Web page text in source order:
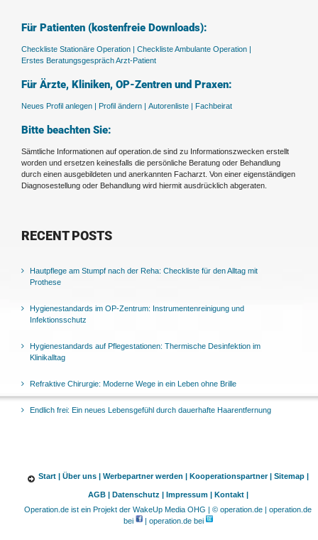
Für Patienten (kostenfreie Downloads):
Checkliste Stationäre Operation |
Checkliste Ambulante Operation |
Erstes Beratungsgespräch Arzt-Patient
Für Ärzte, Kliniken, OP-Zentren und Praxen:
Neues Profil anlegen | Profil ändern | Autorenliste | Fachbeirat
Bitte beachten Sie:
Sämtliche Informationen auf operation.de sind zu Informationszwecken erstellt
worden und ersetzen keinesfalls die persönliche Beratung oder Behandlung
durch einen ausgebildeten und anerkannten Facharzt. Von einer eigenständigen
Diagnosestellung oder Behandlung wird hiermit ausdrücklich abgeraten.
RECENT POSTS
Hautpflege am Stumpf nach der Reha: Checkliste für den Alltag mit
Prothese
Hygienestandards im OP-Zentrum: Instrumentenreinigung und
Infektionsschutz
Hygienestandards auf Pflegestationen: Thermische Desinfektion im
Klinikalltag
Refraktive Chirurgie: Moderne Wege in ein Leben ohne Brille
Endlich frei: Ein neues Lebensgefühl durch dauerhafte Haarentfernung
Start | Über uns | Werbepartner werden | Kooperationspartner | Sitemap |
AGB | Datenschutz | Impressum |
Kontakt |
Operation.de ist ein Projekt der WakeUp Media OHG | © operation.de | operation.de
bei
| operation.de bei